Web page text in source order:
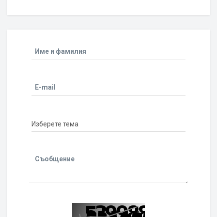
Име и фамилия
E-mail
Съобщение